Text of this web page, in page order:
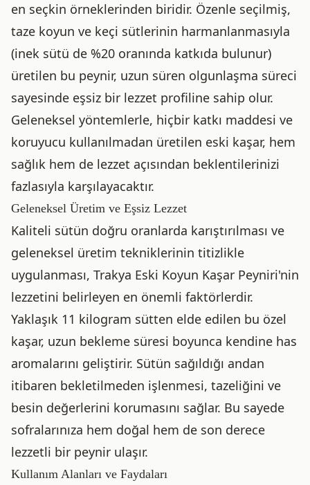
en seçkin örneklerinden biridir. Özenle seçilmiş,
taze koyun ve keçi sütlerinin harmanlanmasıyla
(inek sütü de %20 oranında katkıda bulunur)
üretilen bu peynir, uzun süren olgunlaşma süreci
sayesinde eşsiz bir lezzet profiline sahip olur.
Geleneksel yöntemlerle, hiçbir katkı maddesi ve
koruyucu kullanılmadan üretilen eski kaşar, hem
sağlık hem de lezzet açısından beklentilerinizi
fazlasıyla karşılayacaktır.
Geleneksel Üretim ve Eşsiz Lezzet
Kaliteli sütün doğru oranlarda karıştırılması ve
geleneksel üretim tekniklerinin titizlikle
uygulanması, Trakya Eski Koyun Kaşar Peyniri'nin
lezzetini belirleyen en önemli faktörlerdir.
Yaklaşık 11 kilogram sütten elde edilen bu özel
kaşar, uzun bekleme süresi boyunca kendine has
aromalarını geliştirir. Sütün sağıldığı andan
itibaren bekletilmeden işlenmesi, tazeliğini ve
besin değerlerini korumasını sağlar. Bu sayede
sofralarınıza hem doğal hem de son derece
lezzetli bir peynir ulaşır.
Kullanım Alanları ve Faydaları